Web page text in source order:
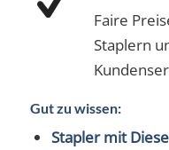
Faire
Staplern
Gut zu wissen:
Stapler mit